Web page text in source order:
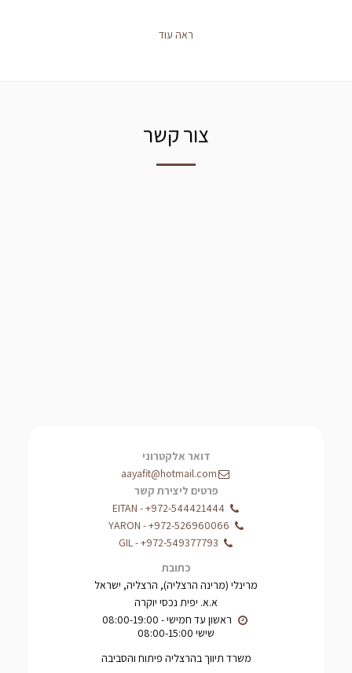
ראה עוד
צור קשר
דואר אלקטרוני
aayafit@hotmail.com
פרטים ליצירת קשר
+972-544421444
-
EITAN
+972-526960066
-
YARON
+972-549377793
-
GIL
כתובת
מרינלי (מרינה הרצליה), הרצליה, ישראל
א.א. יפית נכסי יוקרה
שישי 08:00-15:00
משרד תיווך בהרצליה פיתוח והסביבה